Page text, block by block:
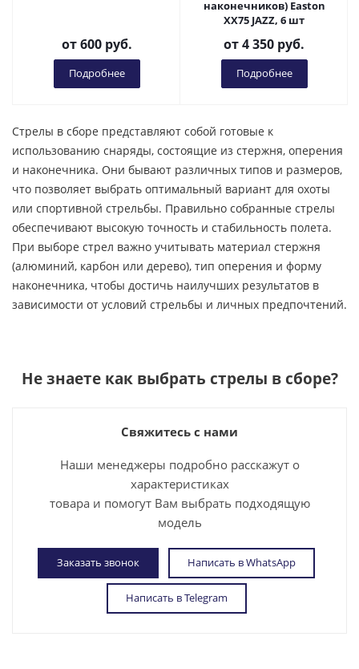
от600 руб.
Подробнее
наконечников) Easton
XX75 JAZZ, 6 шт
от4 350 руб.
Подробнее
Стрелы в сборе представляют собой готовые к
использованию снаряды, состоящие из стержня, оперения
и наконечника. Они бывают различных типов и размеров,
что позволяет выбрать оптимальный вариант для охоты
или спортивной стрельбы. Правильно собранные стрелы
обеспечивают высокую точность и стабильность полета.
При выборе стрел важно учитывать материал стержня
(алюминий, карбон или дерево), тип оперения и форму
наконечника, чтобы достичь наилучших результатов в
зависимости от условий стрельбы и личных предпочтений.
Не знаете как выбрать стрелы в сборе?
Свяжитесь с нами
Наши менеджеры подробно расскажут о
характеристиках
товара и помогут Вам выбрать подходящую
модель
Заказать звонок Написать в WhatsApp
Написать в Telegram